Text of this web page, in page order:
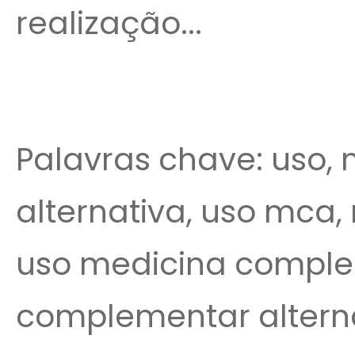
realização...
Palavras chave: uso,
alternativa, uso
uso medicina
complementar